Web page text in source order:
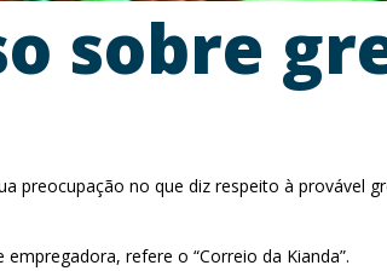
sobre
preocupação no que diz respeito à provável
refere o “Correio da Kianda”.